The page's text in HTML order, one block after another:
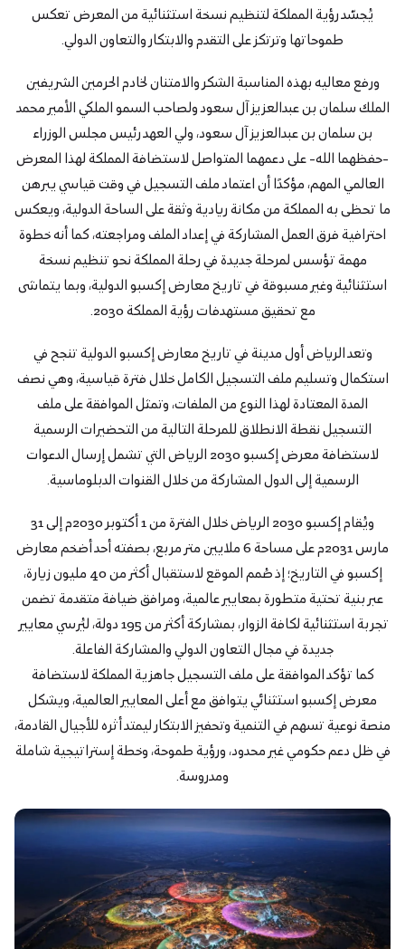
يُجسّد رؤية المملكة لتنظيم نسخة استثنائية من المعرض تعكس
طموحاتها وترتكز على التقدم والابتكار والتعاون الدولي.
ورفع معاليه بهذه المناسبة الشكر والامتنان لخادم الحرمين الشريفين
الملك سلمان بن عبدالعزيز آل سعود ولصاحب السمو الملكي الأمير محمد
بن سلمان بن عبدالعزيز آل سعود، ولي العهد رئيس مجلس الوزراء
-حفظهما الله- على دعمهما المتواصل لاستضافة المملكة لهذا المعرض
العالمي المهم، مؤكدًا أن اعتماد ملف التسجيل في وقت قياسي يبرهن
ما تحظى به المملكة من مكانة ريادية وثقة على الساحة الدولية، ويعكس
احترافية فرق العمل المشاركة في إعداد الملف ومراجعته، كما أنه خطوة
مهمة تؤسس لمرحلة جديدة في رحلة المملكة نحو تنظيم نسخة
استثنائية وغير مسبوقة في تاريخ معارض إكسبو الدولية، وبما يتماشى
مع تحقيق مستهدفات رؤية المملكة 2030.
وتعد الرياض أول مدينة في تاريخ معارض إكسبو الدولية تنجح في
استكمال وتسليم ملف التسجيل الكامل خلال فترة قياسية، وهي نصف
المدة المعتادة لهذا النوع من الملفات، وتمثل الموافقة على ملف
التسجيل نقطة الانطلاق للمرحلة التالية من التحضيرات الرسمية
لاستضافة معرض إكسبو 2030 الرياض التي تشمل إرسال الدعوات
الرسمية إلى الدول المشاركة من خلال القنوات الدبلوماسية.
ويُقام إكسبو 2030 الرياض خلال الفترة من 1 أكتوبر 2030م إلى 31
مارس 2031م على مساحة 6 ملايين متر مربع، بصفته أحد أضخم معارض
إكسبو في التاريخ؛ إذ صُمم الموقع لاستقبال أكثر من 40 مليون زيارة،
عبر بنية تحتية متطورة بمعايير عالمية، ومرافق ضيافة متقدمة تضمن
تجربة استثنائية لكافة الزوار، بمشاركة أكثر من 195 دولة، ليُرسي معايير
جديدة في مجال التعاون الدولي والمشاركة الفاعلة.
كما تؤكد الموافقة على ملف التسجيل جاهزية المملكة لاستضافة
معرض إكسبو استثنائي يتوافق مع أعلى المعايير العالمية، ويشكل
منصة نوعية تسهم في التنمية وتحفيز الابتكار ليمتد أثره للأجيال القادمة،
في ظل دعم حكومي غير محدود، ورؤية طموحة، وخطة إستراتيجية شاملة
ومدروسة.